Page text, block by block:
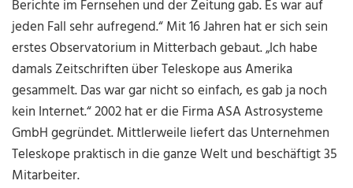
Berichte im Fernsehen und der Zeitung gab. Es war auf
jeden Fall sehr aufregend.“ Mit 16 Jahren hat er sich sein
erstes Observatorium in Mitterbach gebaut. „Ich habe
damals Zeitschriften über Teleskope aus Amerika
gesammelt. Das war gar nicht so einfach, es gab ja noch
kein Internet.“ 2002 hat er die Firma ASA Astrosysteme
GmbH gegründet. Mittlerweile liefert das Unternehmen
Teleskope praktisch in die ganze Welt und beschäftigt 35
Mitarbeiter.